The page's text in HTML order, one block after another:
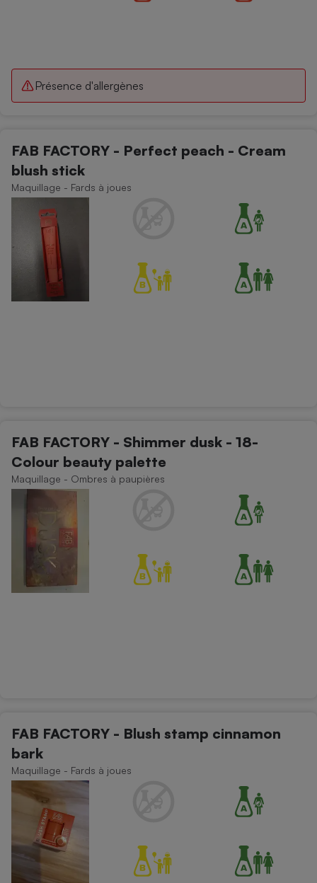
Présence d'allergènes
FAB FACTORY - Perfect peach - Cream
blush stick
Maquillage - Fards à joues
FAB FACTORY - Shimmer dusk - 18-
Colour beauty palette
Maquillage - Ombres à paupières
FAB FACTORY - Blush stamp cinnamon
bark
Maquillage - Fards à joues